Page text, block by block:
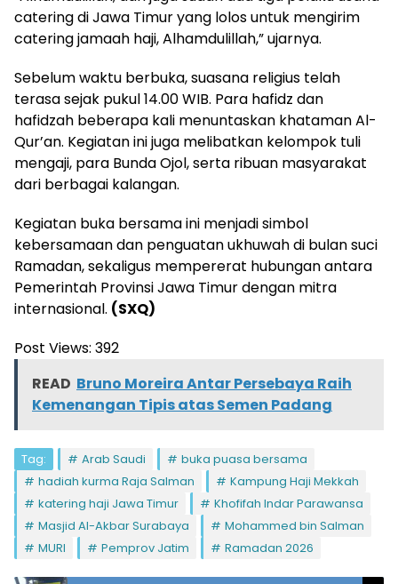
catering di Jawa Timur yang lolos untuk mengirim
catering jamaah haji, Alhamdulillah,” ujarnya.
Sebelum waktu berbuka, suasana religius telah
terasa sejak pukul 14.00 WIB. Para hafidz dan
hafidzah beberapa kali menuntaskan khataman Al-
Qur’an. Kegiatan ini juga melibatkan kelompok tuli
mengaji, para Bunda Ojol, serta ribuan masyarakat
dari berbagai kalangan.
Kegiatan buka bersama ini menjadi simbol
kebersamaan dan penguatan ukhuwah di bulan suci
Ramadan, sekaligus mempererat hubungan antara
Pemerintah Provinsi Jawa Timur dengan mitra
internasional. (SXQ)
Post Views: 392
READ Bruno Moreira Antar Persebaya Raih
Kemenangan Tipis atas Semen Padang
Tag: Arab Saudi
buka puasa bersama
hadiah kurma Raja Salman
Kampung Haji Mekkah
katering haji Jawa Timur
Khofifah Indar Parawansa
Masjid Al-Akbar Surabaya
Mohammed bin Salman
MURI
Pemprov Jatim Ramadan 2026